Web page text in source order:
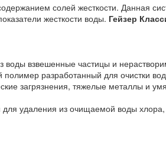
солей жесткости. Данная
жесткости воды. Гейзер
воды взвешенные частицы и
разработанный для очистки
загрязнения, тяжелые металлы и
удаления из очищаемой воды хлора,